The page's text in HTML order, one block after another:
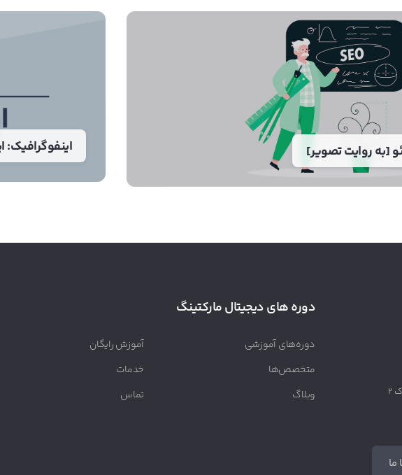
[به روایت تصویر] اینفوگرافیک:
2
ما
دوره های دیجیتال مارکتینگ
دوره‌های آموزشی
آموزش رایگان
متخصص‌ها
خدمات
وبلاگ
تماس